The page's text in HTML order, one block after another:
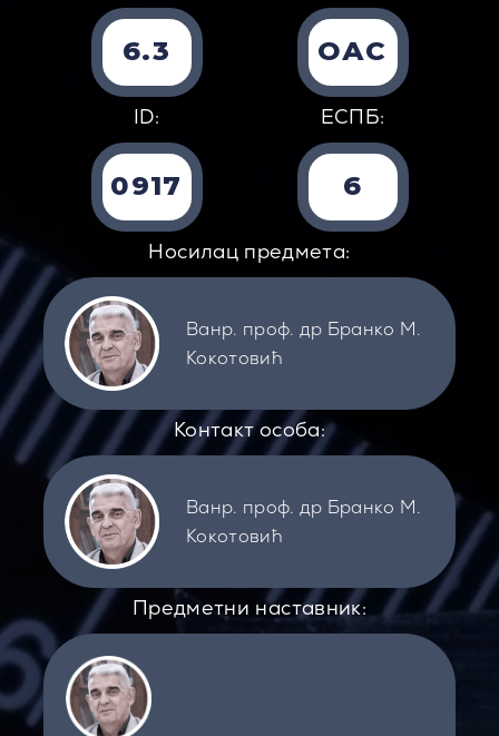
6.3 ОАС
ID:
0917
EСПБ:
6
Носилац предмета:
Ванр. проф. др Бранко М.
Кокотовић
Контакт особа:
Ванр. проф. др Бранко М.
Кокотовић
Предметни наставник: